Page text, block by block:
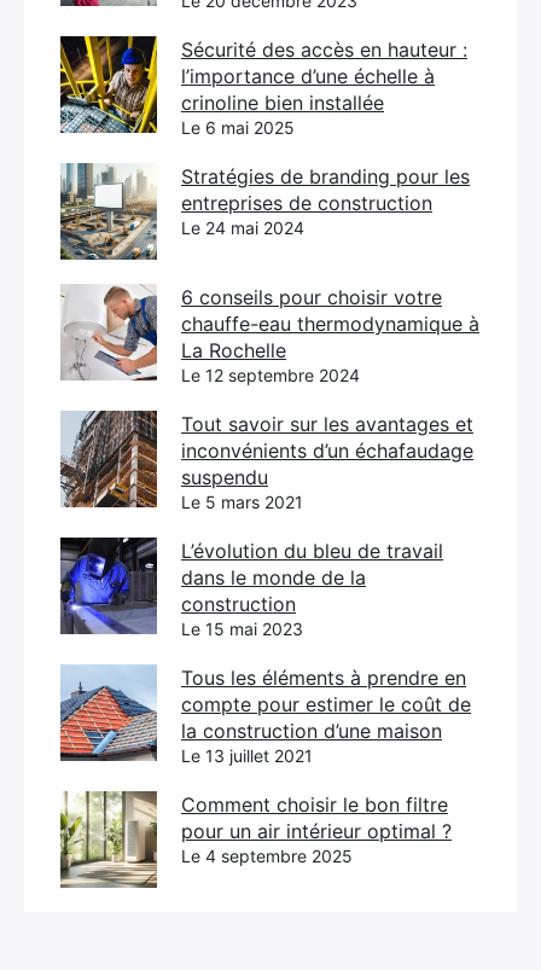
Sécurité des accès en hauteur :
l’importance d’une échelle à
crinoline bien installée
Le 6 mai 2025
Stratégies de branding pour les
entreprises de construction
Le 24 mai 2024
6 conseils pour choisir votre
chauffe-eau thermodynamique à
La Rochelle
Le 12 septembre 2024
Tout savoir sur les avantages et
inconvénients d’un échafaudage
suspendu
Le 5 mars 2021
L’évolution du bleu de travail
dans le monde de la
construction
Le 15 mai 2023
Tous les éléments à prendre en
compte pour estimer le coût de
la construction d’une maison
Le 13 juillet 2021
Comment choisir le bon filtre
pour un air intérieur optimal ?
Le 4 septembre 2025